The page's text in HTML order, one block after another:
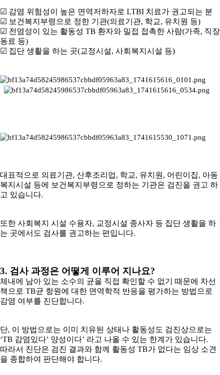
☑ 감염 위험성이 높은 면역저하자로 LTBI 치료가 권고되는 분
☑ 보건복지부령으로 정한 기관(의료기관, 학교, 유치원 등)
☑ 전염성이 있는 활동성 TB 환자와 밀접 접촉한 사람(가족, 직장
동료 등)
☑ 집단 생활을 하는 곳(교정시설, 사회복지시설 등)
대표적으로 의료기관, 산후조리업, 학교, 유치원, 어린이집, 아동
복지시설 등에 보건복지부령으로 정하는 기관은 검진을 권고 하
고 있습니다.
또한 사회복지 시설 수용자, 교정시설 종사자 등 집단 생활을 하
는 곳에서도 검사를 권고하는 편입니다.
3. 검사 과정은 어떻게 이루어 지나요?
체내에 남아 있는 소수의 균을 직접 확인할 수 없기 때문에 차선
책으로 TB균 항원에 대한 면역학적 반응을 평가하는 방법으로
감염 여부를 진단합니다.
단, 이 방법으로는 이미 치유된 상태나 활동성도 검진상으로는
‘TB 감염있다’ 양성이다’ 라고 나올 수 있는 한계가 있습니다.
따라서 진단은 검진 결과와 함께 활동성 TB가 없다는 임상 소견
을 종합하여 판단해야 합니다.